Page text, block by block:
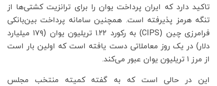
تاکید دارد که ایران پرداخت یوان را برای ترانزیت کشتی‌ها از
تنگه هرمز پذیرفته است. همچنین سامانه پرداخت بین‌بانکی
فرامرزی چین (CIPS) به رکورد ۱.۲۲ تریلیون یوان (۱۷۹ میلیارد
دلار) در یک روز معاملاتی دست یافته است که اولین بار است
از مرز ۱ تریلیون یوان عبور می‌کند.
این در حالی است که به گفته کمیته منتخب مجلس